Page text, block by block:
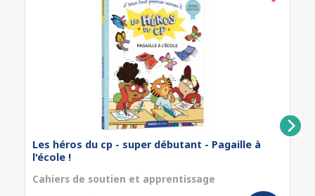
Les héros du cp - super débutant - Pagaille à
l'école !
Cahiers de soutien et apprentissage